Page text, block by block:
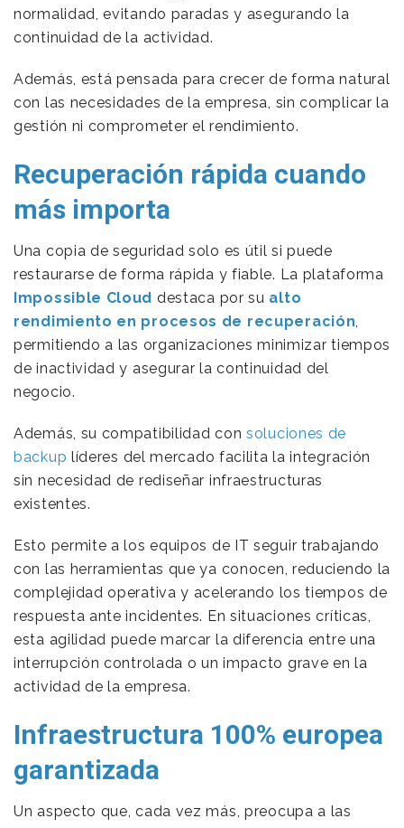
normalidad, evitando paradas y asegurando la
continuidad de la actividad.
Además, está pensada para crecer de forma natural
con las necesidades de la empresa, sin complicar la
gestión ni comprometer el rendimiento.
Recuperación rápida cuando
más importa
Una copia de seguridad solo es útil si puede
restaurarse de forma rápida y fiable. La plataforma
Impossible Cloud destaca por su alto
rendimiento en procesos de recuperación,
permitiendo a las organizaciones minimizar tiempos
de inactividad y asegurar la continuidad del
negocio.
Además, su compatibilidad con soluciones de
backup líderes del mercado facilita la integración
sin necesidad de rediseñar infraestructuras
existentes.
Esto permite a los equipos de IT seguir trabajando
con las herramientas que ya conocen, reduciendo la
complejidad operativa y acelerando los tiempos de
respuesta ante incidentes. En situaciones críticas,
esta agilidad puede marcar la diferencia entre una
interrupción controlada o un impacto grave en la
actividad de la empresa.
Infraestructura 100% europea
garantizada
Un aspecto que, cada vez más, preocupa a las